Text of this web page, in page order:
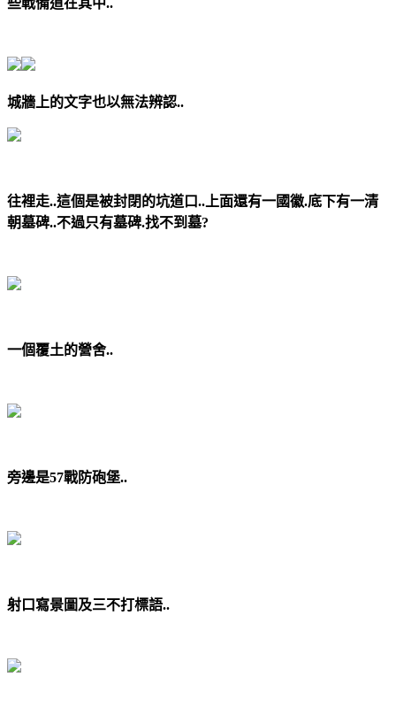
城牆上的文字也以無法辨認..
往裡走..這個是被封閉的坑道口..上面還有一國徽.底下有一清
朝墓碑..不過只有墓碑.找不到墓?
一個覆土的營舍..
旁邊是57戰防砲堡..
射口寫景圖及三不打標語..